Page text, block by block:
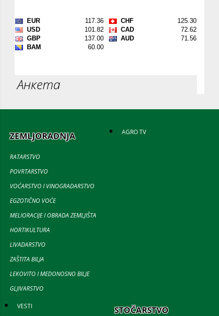
Анкета
ZEMLJORADNJA
RATARSTVO
POVRTARSTVO
VOĆARSTVO I VINOGRADARSTVO
EGZOTIČNO VOĆE
MELIORACIJE I OBRADA ZEMLJIŠTA
HORTIKULTURA
LIVADARSTVO
ZAŠTITA BILJA
LEKOVITO I MEDONOSNO BILJE
GLJIVARSTVO
AGRO TV
VESTI STOČARSTVO